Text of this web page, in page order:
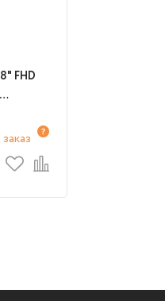
FHD